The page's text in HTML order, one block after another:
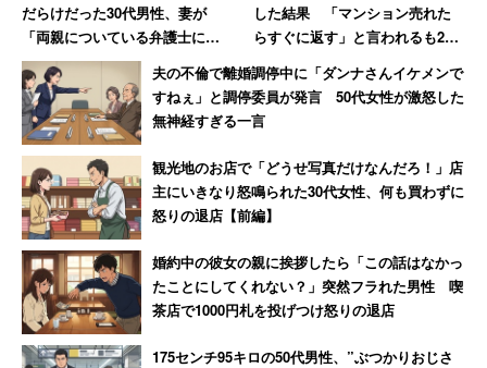
だらけだった30代男性、妻が
「両親についている弁護士に相
談しますね」と反撃した結果
した結果 「マンション売れた
らすぐに返す」と言われるも20
年間踏み倒され続ける→絶縁
夫の不倫で離婚調停中に「ダンナさんイケメンで
すねぇ」と調停委員が発言 50代女性が激怒した
無神経すぎる一言
観光地のお店で「どうせ写真だけなんだろ！」店
主にいきなり怒鳴られた30代女性、何も買わずに
怒りの退店【前編】
婚約中の彼女の親に挨拶したら「この話はなかっ
たことにしてくれない？」突然フラれた男性 喫
茶店で1000円札を投げつけ怒りの退店
175センチ95キロの50代男性、”ぶつかりおじさ